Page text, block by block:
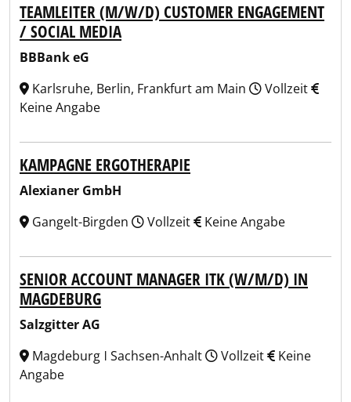
TEAMLEITER (M/W/D) CUSTOMER ENGAGEMENT
/ SOCIAL MEDIA
BBBank eG
Karlsruhe, Berlin, Frankfurt am Main
Vollzeit
Keine Angabe
KAMPAGNE ERGOTHERAPIE
Alexianer GmbH
Gangelt-Birgden
Vollzeit Keine Angabe
SENIOR ACCOUNT MANAGER ITK (W/M/D) IN
MAGDEBURG
Salzgitter AG
Magdeburg ǀ Sachsen-Anhalt
Vollzeit
Keine
Angabe